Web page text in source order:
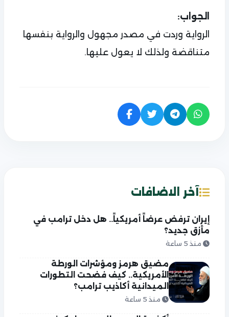
الجواب:
الرواية وردت في مصدر مجهول والرواية بنفسها
متناقضة ولذلك لا يعول عليها.
آخر الاضافات
إيران ترفض عرضاً أمريكياً.. هل دخل ترامب في
مأزق جديد؟
منذ 5 ساعة
مضيق هرمز ومؤشرات الورطة
الأمريكية.. كيف فضحت التطورات
الميدانية أكاذيب ترامب؟
منذ 5 ساعة